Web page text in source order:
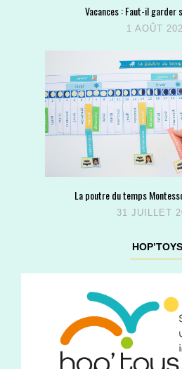
Vacances : Faut-il garder
1 AOÛT
La poutre du temps
31 JUILLET
HOP’TOYS